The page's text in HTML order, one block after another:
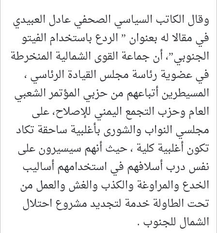
وقال الكاتب السياسي الصحفي عادل العبيدي
في مقالا له بعنوان ” الردع باستخدام الفيتو
الجنوبي”، أن جماعة القوى الشمالية المنخرطة
في عضوية رئاسة مجلس القيادة الرئاسي ،
المسيطرين أتباعهم من حزبي المؤتمر الشعبي
العام وحزب التجمع اليمني للإصلاح، على
مجلسي النواب والشورى بأغلبية ساحقة تكاد
تكون أغلبية كلية ، حيث أنهم سيسيرون على
نفس درب أسلافهم في استخدامهم أساليب
الخدع والمراوغة والكذب والغش والعمل من
تحت الطاولة خدمة لتجديد مشروع احتلال
الشمال للجنوب .